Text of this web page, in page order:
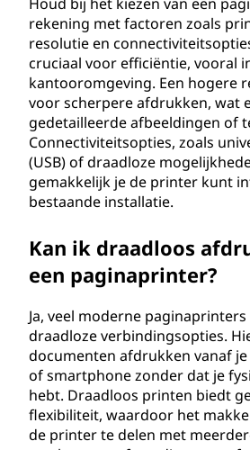
rekening met factoren zoals
resolutie en
cruciaal voor efficiëntie, vooral
kantooromgeving. Een hogere
voor scherpere afdrukken, wat
gedetailleerde afbeeldingen of
Connectiviteitsopties, zoals
(USB) of draadloze
gemakkelijk je de printer kunt
bestaande installatie.
Kan ik draadloos
een paginaprinter?
Ja, veel moderne
draadloze verbindingsopties.
documenten afdrukken vanaf
of smartphone zonder dat je
hebt. Draadloos printen biedt
flexibiliteit, waardoor het
de printer te delen met